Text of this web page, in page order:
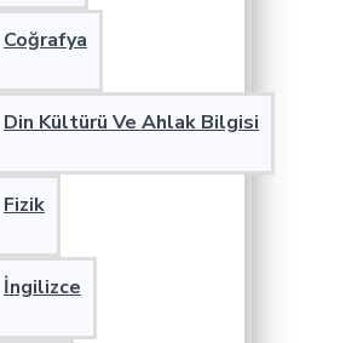
Coğrafya
Din Kültürü Ve Ahlak Bilgisi
Fizik
İngilizce